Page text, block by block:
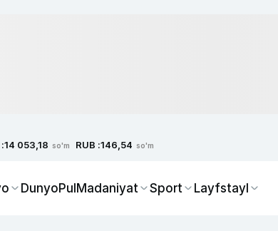
14 053,18 so'm RUB :146,54 so'm
DunyoPulMadaniyat Sport Layfstayl